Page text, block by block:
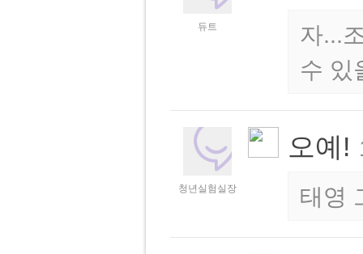
듀트
자...
수
청년실험실장
오예!
태영